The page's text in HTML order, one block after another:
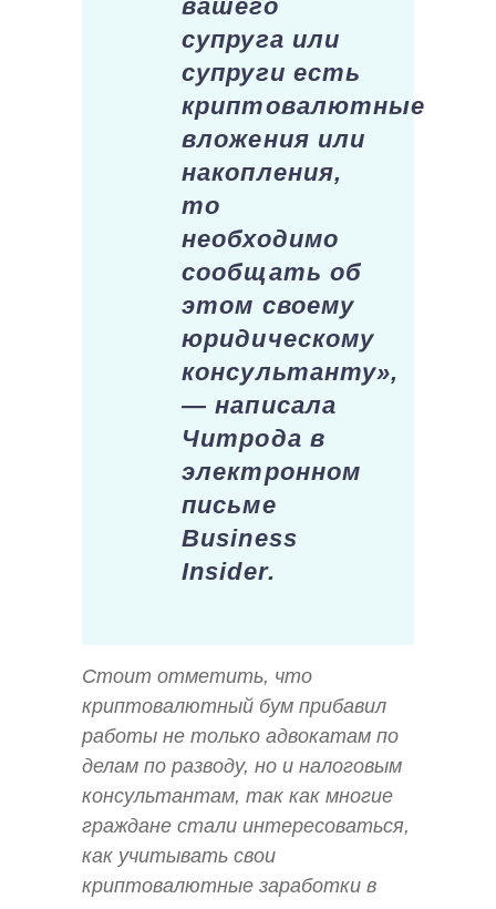
вашего
супруга или
супруги есть
криптовалютные
вложения или
накопления,
то
необходимо
сообщать об
этом своему
юридическому
консультанту»,
— написала
Читрода в
электронном
письме
Business
Insider.
Стоит отметить, что
криптовалютный бум прибавил
работы не только адвокатам по
делам по разводу, но и налоговым
консультантам, так как многие
граждане стали интересоваться,
как учитывать свои
криптовалютные заработки в